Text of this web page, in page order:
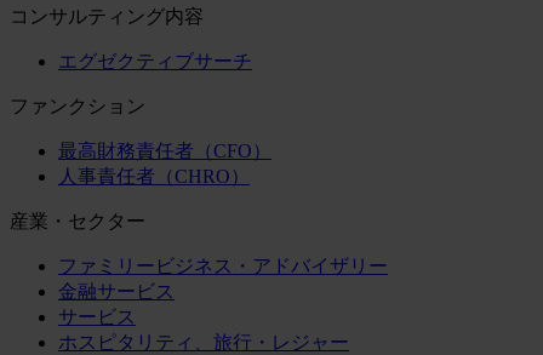
コンサルティング内容
エグゼクティブサーチ
ファンクション
最高財務責任者（CFO）
人事責任者（CHRO）
産業・セクター
ファミリービジネス・アドバイザリー
金融サービス
サービス
ホスピタリティ、旅行・レジャー